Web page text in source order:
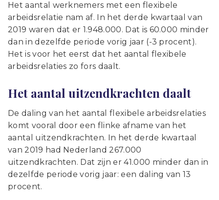
Het aantal werknemers met een flexibele
arbeidsrelatie nam af. In het derde kwartaal van
2019 waren dat er 1.948.000. Dat is 60.000 minder
dan in dezelfde periode vorig jaar (-3 procent).
Het is voor het eerst dat het aantal flexibele
arbeidsrelaties zo fors daalt.
Het aantal uitzendkrachten daalt
De daling van het aantal flexibele arbeidsrelaties
komt vooral door een flinke afname van het
aantal uitzendkrachten. In het derde kwartaal
van 2019 had Nederland 267.000
uitzendkrachten. Dat zijn er 41.000 minder dan in
dezelfde periode vorig jaar: een daling van 13
procent.